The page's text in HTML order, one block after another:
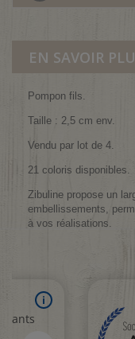
EN SAVOIR
Pompon fils.
Taille : 2,5 cm env.
Vendu par lot de 4.
21 coloris disponibles.
Zibuline propose un
embellissements,
à vos réalisations.